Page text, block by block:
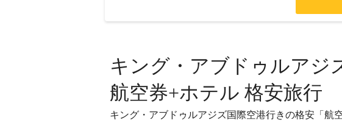
キング・アブドゥルアジ
航空券+ホテル 格安旅行
キング・アブドゥルアジズ国際空港行きの格安「航